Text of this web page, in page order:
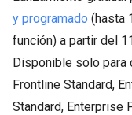
y programado (hasta
función) a partir del
Disponible solo para
Frontline Standard,
Standard, Enterprise